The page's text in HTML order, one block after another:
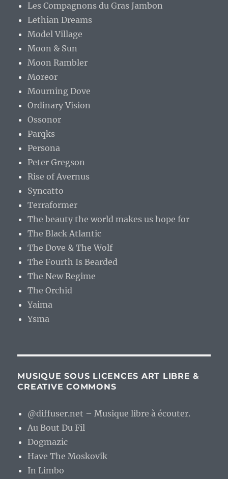
Les Compagnons du Gras Jambon
Lethian Dreams
Model Village
Moon & Sun
Moon Rambler
Moreor
Mourning Dove
Ordinary Vision
Ossonor
Parqks
Persona
Peter Gregson
Rise of Avernus
Syncatto
Terraformer
The beauty the world makes us hope for
The Black Atlantic
The Dove & The Wolf
The Fourth Is Bearded
The New Regime
The Orchid
Yaima
Ysma
MUSIQUE SOUS LICENCES ART LIBRE &
CREATIVE COMMONS
@diffuser.net – Musique libre à écouter.
Au Bout Du Fil
Dogmazic
Have The Moskovik
In Limbo